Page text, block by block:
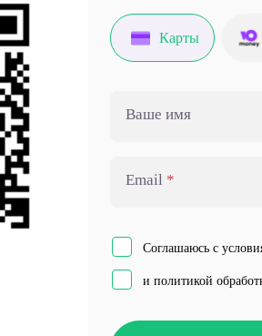
Карты
Ваше имя
Email
Соглашаюсь с
и политикой